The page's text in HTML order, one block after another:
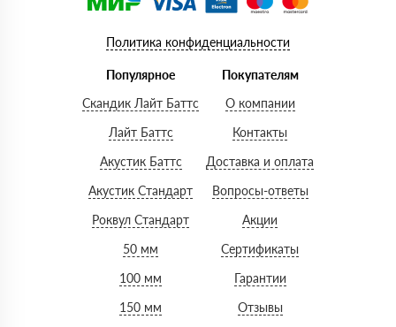
Политика конфиденциальности
Популярное
Скандик Лайт Баттс
Лайт Баттс
Акустик Баттс
Акустик Стандарт
Роквул Стандарт
50 мм
100 мм
150 мм
Покупателям
О компании
Контакты
Доставка и оплата
Вопросы-ответы
Акции
Сертификаты
Гарантии
Отзывы